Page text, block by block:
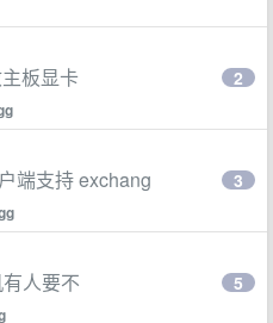
板显卡 2
端支持 exchang 3
人要不 5